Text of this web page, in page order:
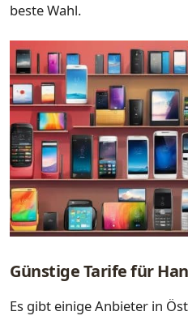
beste Wahl.
Günstige Tarife für
Es gibt einige Anbieter in